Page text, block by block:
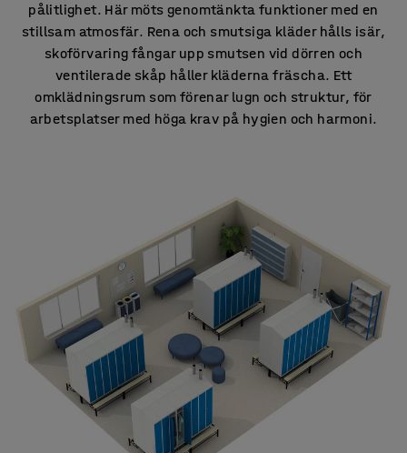
pålitlighet. Här möts genomtänkta funktioner med en
stillsam atmosfär. Rena och smutsiga kläder hålls isär,
skoförvaring fångar upp smutsen vid dörren och
ventilerade skåp håller kläderna fräscha. Ett
omklädningsrum som förenar lugn och struktur, för
arbetsplatser med höga krav på hygien och harmoni.